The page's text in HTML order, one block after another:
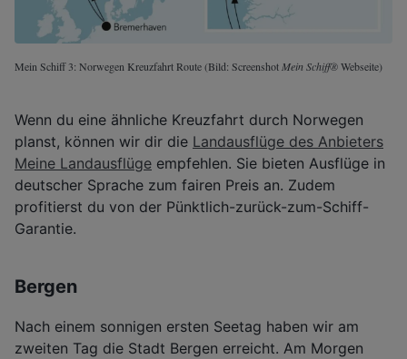
Mein Schiff 3: Norwegen Kreuzfahrt Route (Bild: Screenshot Mein Schiff®Webseite)
Wenn du eine ähnliche Kreuzfahrt durch Norwegen
planst, können wir dir die Landausflüge des Anbieters
Meine Landausflüge empfehlen. Sie bieten Ausflüge in
deutscher Sprache zum fairen Preis an. Zudem
profitierst du von der Pünktlich-zurück-zum-Schiff-
Garantie.
Bergen
Nach einem sonnigen ersten Seetag haben wir am
zweiten Tag die Stadt Bergen erreicht. Am Morgen